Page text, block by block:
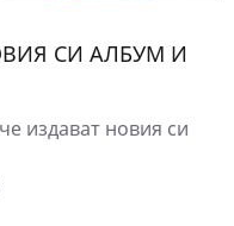
СИ АЛБУМ И
издават новия си